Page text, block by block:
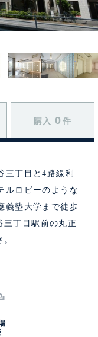
購入 0 件
三丁目と4路線利
ルロビーのような
義塾大学まで徒歩
丁目駅前の丸正